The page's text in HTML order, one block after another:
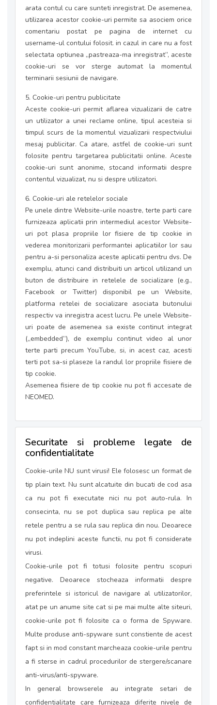
arata contul cu care sunteti inregistrat. De asemenea,
utilizarea acestor cookie-uri permite sa asociem orice
comentariu postat pe pagina de internet cu
username-ul contului folosit. in cazul in care nu a fost
selectata optiunea „pastreaza-ma inregistrat”, aceste
cookie-uri se vor sterge automat la momentul
terminarii sesiunii de navigare.
5. Cookie-uri pentru publicitate
Aceste cookie-uri permit aflarea vizualizarii de catre
un utilizator a unei reclame online, tipul acesteia si
timpul scurs de la momentul vizualizarii respectviului
mesaj publicitar. Ca atare, astfel de cookie-uri sunt
folosite pentru targetarea publicitatii online. Aceste
cookie-uri sunt anonime, stocand informatii despre
contentul vizualizat, nu si despre utilizatori.
6. Cookie-uri ale retelelor sociale
Pe unele dintre Website-urile noastre, terte parti care
furnizeaza aplicatii prin intermediul acestor Website-
uri pot plasa propriile lor fisiere de tip cookie in
vederea monitorizarii performantei aplicatiilor lor sau
pentru a-si personaliza aceste aplicatii pentru dvs. De
exemplu, atunci cand distribuiti un articol utilizand un
buton de distribuire in retelele de socializare (e.g.,
Facebook or Twitter) disponibil pe un Website,
platforma retelei de socializare asociata butonului
respectiv va inregistra acest lucru. Pe unele Website-
uri poate de asemenea sa existe continut integrat
(„embedded”), de exemplu continut video al unor
terte parti precum YouTube, si, in acest caz, acesti
terti pot sa-si plaseze la randul lor propriile fisiere de
tip cookie.
Asemenea fisiere de tip cookie nu pot fi accesate de
NEOMED.
Securitate si probleme legate de
confidentialitate
Cookie-urile NU sunt virusi! Ele folosesc un format de
tip plain text. Nu sunt alcatuite din bucati de cod asa
ca nu pot fi executate nici nu pot auto-rula. In
consecinta, nu se pot duplica sau replica pe alte
retele pentru a se rula sau replica din nou. Deoarece
nu pot indeplini aceste functii, nu pot fi considerate
virusi.
Cookie-urile pot fi totusi folosite pentru scopuri
negative. Deoarece stocheaza informatii despre
preferintele si istoricul de navigare al utilizatorilor,
atat pe un anume site cat si pe mai multe alte siteuri,
cookie-urile pot fi folosite ca o forma de Spyware.
Multe produse anti-spyware sunt constiente de acest
fapt si in mod constant marcheaza cookie-urile pentru
a fi sterse in cadrul procedurilor de stergere/scanare
anti-virus/anti-spyware.
In general browserele au integrate setari de
confidentialitate care furnizeaza diferite nivele de